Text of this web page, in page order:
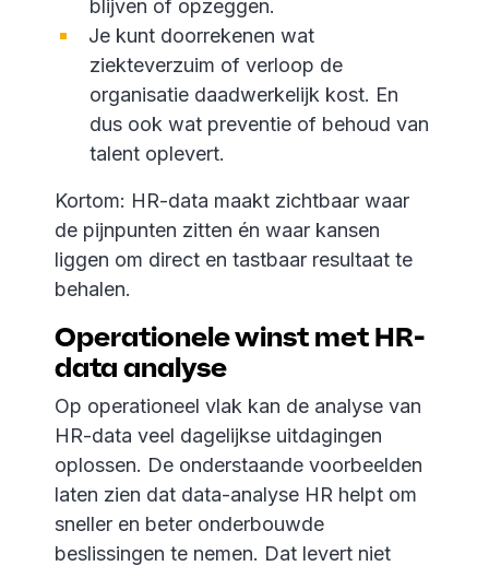
blijven of opzeggen.
Je kunt doorrekenen wat
ziekteverzuim of verloop de
organisatie daadwerkelijk kost. En
dus ook wat preventie of behoud van
talent oplevert.
Kortom: HR-data maakt zichtbaar waar
de pijnpunten zitten én waar kansen
liggen om direct en tastbaar resultaat te
behalen.
Operationele winst met HR-
data analyse
Op operationeel vlak kan de analyse van
HR-data veel dagelijkse uitdagingen
oplossen. De onderstaande voorbeelden
laten zien dat data-analyse HR helpt om
sneller en beter onderbouwde
beslissingen te nemen. Dat levert niet